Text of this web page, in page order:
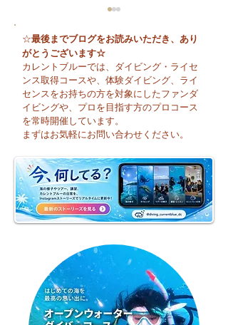
😊 海へ戻る第一歩！リ
フレッシュコース開催♪
☆最後までブログをお読みいただき、あり
がとうございます☆
カレントブルーでは、ダイビング・ライセ
ンス取得コースや、体験ダイビング、ライ
センスをお持ちの方を対象にしたファンダ
イビングや、プロを目指す方のプロコース
を常時開催しています。
まずはお気軽にお問い合わせください。